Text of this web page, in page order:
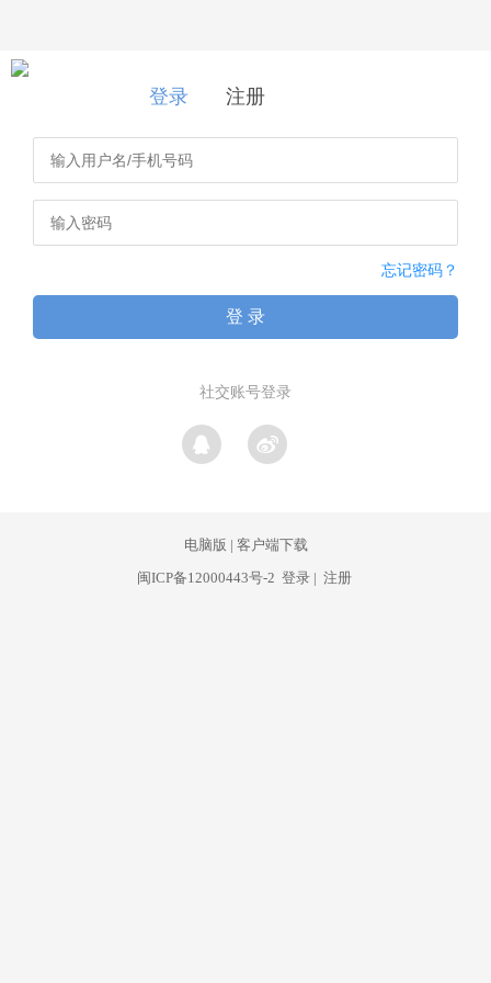
登录 注册
忘记密码？
登 录
社交账号登录
电脑版 | 客户端下载
闽ICP备12000443号-2 登录 | 注册